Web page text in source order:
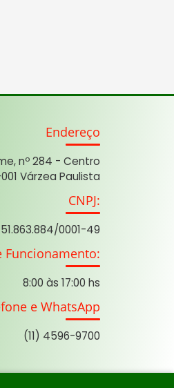
Endereço
nº 284 - Centro
001 Várzea Paulista
CNPJ:
51.863.884/0001-49
Funcionamento:
8:00 às 17:00 hs
e WhatsApp
(11) 4596-9700